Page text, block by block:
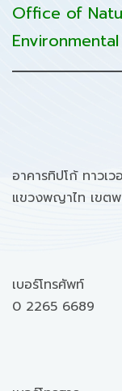
Office of
อาคารทิปโก้ ทาวเ
แขวงพญาไท เขต
เบอร์โทรศัพท์
0 2265 6689